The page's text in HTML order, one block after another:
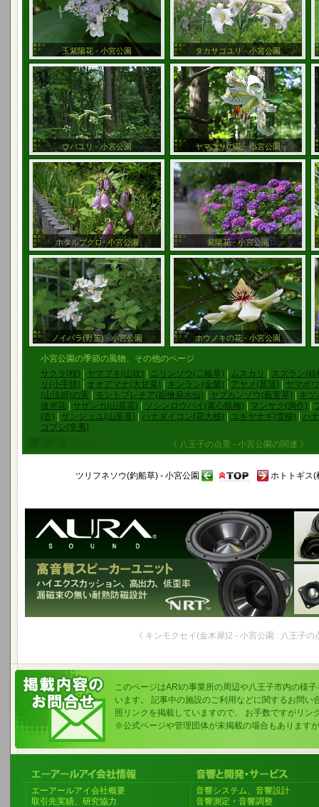
玉紫陽花 - 小宮公園 タカサゴユリ - 小宮公園
ウバユリ - 小宮公園 ヤマユリの花 - 小宮公園
ホタルブクロ- 小宮公園 紫陽花 - 小宮公園
ノイバラ(野茨) - 小宮公園 ホウノキの花 - 小宮公園
小宮公園の季節の風物、その他のページ
サクラ(桜)
ヤマブキ(山吹) ニリンソウ(二輪草) ムスカリ
スズラン(鈴
リ(小手毬)
オオアマナ(大甘菜) キンラン(金蘭) アヤメ(菖蒲)
ヤマボ
(山法師)の実
モントブレチア(姫檜扇水仙) ヤブカンゾウ(藪萱草)
キツ
彼岸花
サザンカ(山茶花) ソシンロウバイ(素心蝋梅) マンサク(満作)
(杏)
サンシュユ(山茱萸) ハナダイコン(花大根) ユキヤナギ(雪柳)
ハ
コブシ(辛夷)
《 八王子の点景 - 小宮公園の関連 》
ツリフネソウ(釣船草) - 小宮公園 ホトトギス(
《 キンモクセイ(金木犀)2 - 小宮公園 : 八王子の
このページはARIの事業所の周辺や八王子市内の様
います。 記事中の施設のご利用などに関するお問い
照リンクを掲載していますので、 お手数ですがリン
※公式ページや管理団体が未掲載の場合もあります
エーアールアイ会社概要
取引先実績、研究協力
音響システム、音響設計
音響測定・音響調整